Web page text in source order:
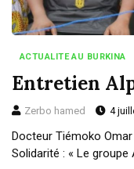
ACTUALITE AU BURKINA
Entretien
Zerbo hamed 4
Docteur Tiémoko
Solidarité : « Le